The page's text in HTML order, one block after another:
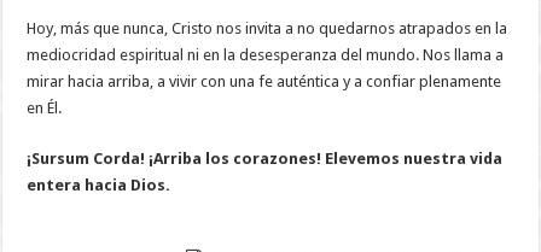
Hoy, más que nunca, Cristo nos invita a no quedarnos atrapados en la
mediocridad espiritual ni en la desesperanza del mundo. Nos llama a
mirar hacia arriba, a vivir con una fe auténtica y a confiar plenamente
en Él.
¡Sursum Corda! ¡Arriba los corazones! Elevemos nuestra vida
entera hacia Dios.